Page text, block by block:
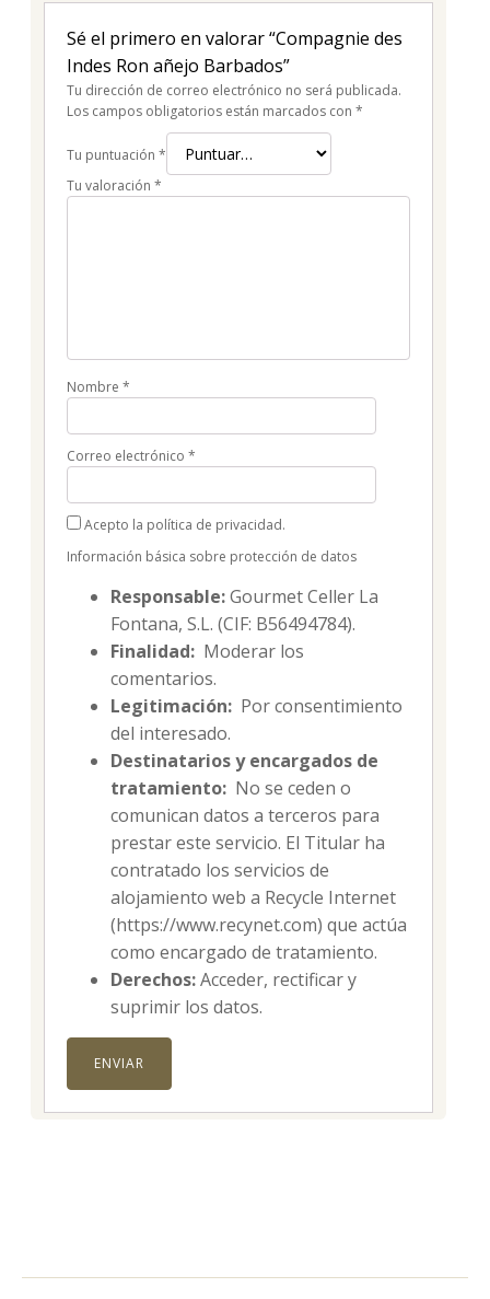
Sé el primero en valorar “Compagnie des
Indes Ron añejo Barbados”
Tu dirección de correo electrónico no será publicada.
Los campos obligatorios están marcados con *
Tu puntuación *
Tu valoración *
Nombre *
Correo electrónico *
Acepto la política de privacidad.
Información básica sobre protección de datos
Responsable:Gourmet Celler La
Fontana, S.L. (CIF: B56494784).
Finalidad: Moderar los
comentarios.
Legitimación: Por consentimiento
del interesado.
Destinatarios y encargados de
tratamiento: No se ceden o
comunican datos a terceros para
prestar este servicio. El Titular ha
contratado los servicios de
alojamiento web a Recycle Internet
(https://www.recynet.com) que actúa
como encargado de tratamiento.
Derechos:Acceder, rectificar y
suprimir los datos.